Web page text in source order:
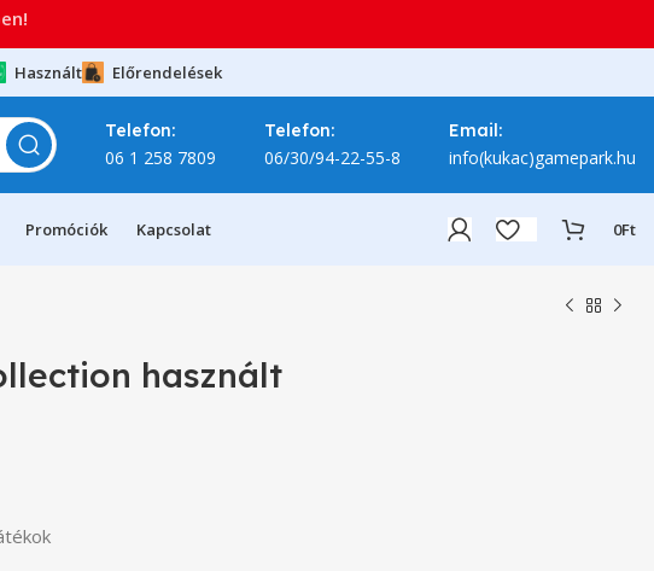
Használt Előrendelések
Telefon:
06 1 258 7809
Telefon:
06/30/94-22-55-8
Email:
info(kukac)gamepark.hu
Promóciók Kapcsolat 0Ft
használt